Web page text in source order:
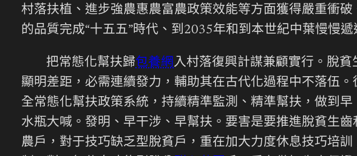
村落扶植、進步強農惠農富農政策效能等方面獲得嚴重衝
的品質完成“十五五”時代、到2035年和到本世紀中葉慢慢
把常態化幫扶歸包養網入村落復興計謀兼顧實行。脫
顯明差距，必需連續發力，輔助其在古代化過程中不落伍
全常態化幫扶政策系統，持續精準監測、精準幫扶，做到
水瓶大喊。發明、早干涉、早幫扶。要害是要推進脫貧生
農戶，對于技巧缺乏型脫貧戶，重在加大力度休息技巧培